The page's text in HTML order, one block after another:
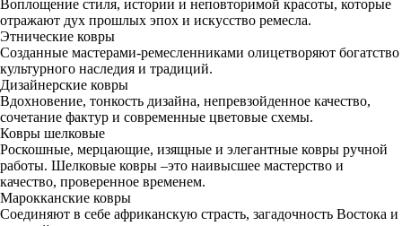
Воплощение стиля, истории и неповторимой красоты, которые
отражают дух прошлых эпох и искусство ремесла.
Этнические ковры
Созданные мастерами-ремесленниками олицетворяют богатство
культурного наследия и традиций.
Дизайнерские ковры
Вдохновение, тонкость дизайна, непревзойденное качество,
сочетание фактур и современные цветовые схемы.
Ковры шелковые
Роскошные, мерцающие, изящные и элегантные ковры ручной
работы. Шелковые ковры –это наивысшее мастерство и
качество, проверенное временем.
Марокканские ковры
Соединяют в себе африканскую страсть, загадочность Востока и